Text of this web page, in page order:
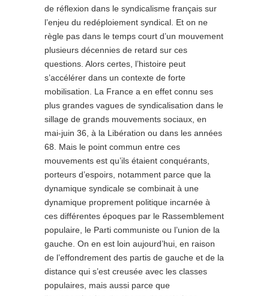
de réflexion dans le syndicalisme français sur
l’enjeu du redéploiement syndical. Et on ne
règle pas dans le temps court d’un mouvement
plusieurs décennies de retard sur ces
questions. Alors certes, l’histoire peut
s’accélérer dans un contexte de forte
mobilisation. La France a en effet connu ses
plus grandes vagues de syndicalisation dans le
sillage de grands mouvements sociaux, en
mai-juin 36, à la Libération ou dans les années
68. Mais le point commun entre ces
mouvements est qu’ils étaient conquérants,
porteurs d’espoirs, notamment parce que la
dynamique syndicale se combinait à une
dynamique proprement politique incarnée à
ces différentes époques par le Rassemblement
populaire, le Parti communiste ou l’union de la
gauche. On en est loin aujourd’hui, en raison
de l’effondrement des partis de gauche et de la
distance qui s’est creusée avec les classes
populaires, mais aussi parce que